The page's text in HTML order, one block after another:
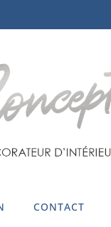
CONTACT